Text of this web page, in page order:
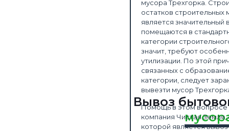
Вывоз
мусора Трехгорка.
остатков
является значительный
помещаются в
категории
значит, требуют
утилизации. По этой
связанных с
категории, следует
вывезти мусор
Помощь в этом вопросе
компания Чистая
которой является